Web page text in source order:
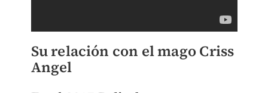
Su relación con el mago Criss
Angel